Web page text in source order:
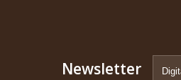
Newsletter